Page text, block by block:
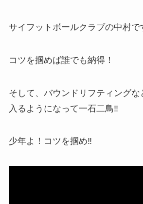
サイフットボールクラブの中村で
コツを掴めば誰でも納得！
そして、バウンドリフティング
入るようになって一石二鳥‼️
少年よ！コツを掴め‼️